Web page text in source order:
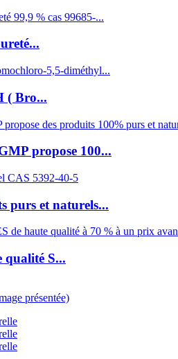
( Bro...
propose 100...
purs et naturels...
qualité S...